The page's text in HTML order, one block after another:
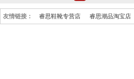
友情链接： 睿思鞋靴专营店 睿思潮品淘宝店